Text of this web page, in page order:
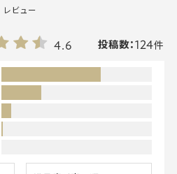
レビュー
4.6 投稿数：124件